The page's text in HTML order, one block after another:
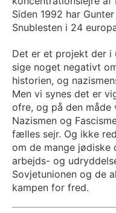
Siden 1992 har
Snublesten i 24
Det er et projekt der
sige noget negativt
historien, og
Men vi synes det er
ofre, og på den
Nazismen og
fælles sejr. Og ikke
om de mange jødiske
arbejds- og
Sovjetunionen og de
kampen for fred.